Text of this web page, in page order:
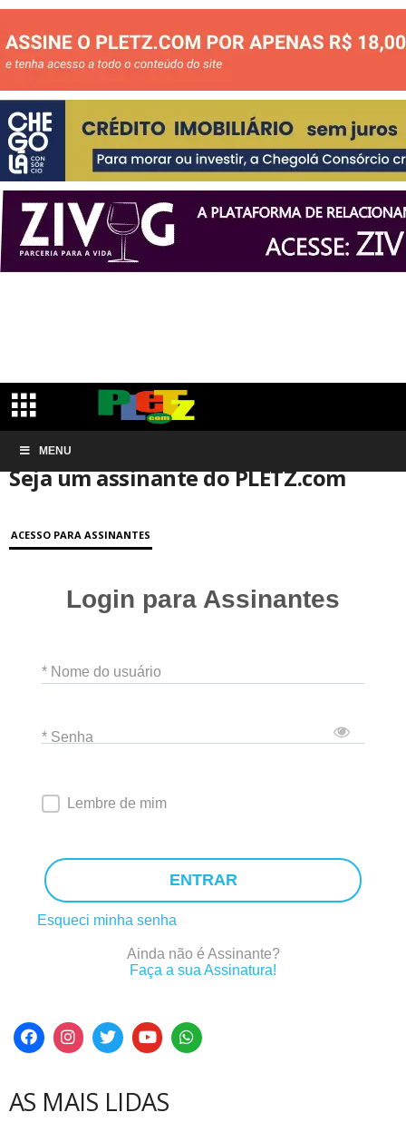
MENU
Início Conta de associação
Seja um assinante do PLETZ.com
ACESSO PARA ASSINANTES
Login para Assinantes
* Nome do usuário
* Senha
Lembre de mim
ENTRAR
Esqueci minha senha
Ainda não é Assinante?
Faça a sua Assinatura!
AS MAIS LIDAS